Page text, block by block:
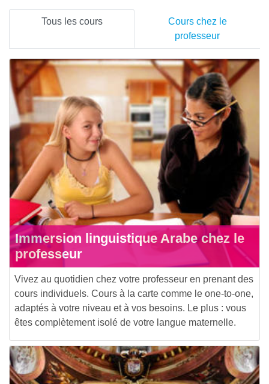
Tous les cours
Cours chez le
professeur
Immersion linguistique Arabe chez le
professeur
Vivez au quotidien chez votre professeur en prenant des
cours individuels. Cours à la carte comme le one-to-one,
adaptés à votre niveau et à vos besoins. Le plus : vous
êtes complètement isolé de votre langue maternelle.